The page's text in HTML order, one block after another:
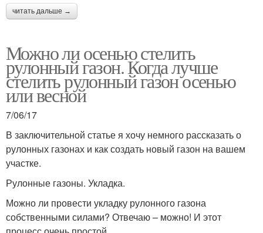
читать дальше →
Можно ли осенью стелить
рулонный газон. Когда лучше
стелить рулонный газон осенью
или весной
7/06/17
В заключительной статье я хочу немного рассказать о
рулонных газонах и как создать новый газон на вашем
участке.
Рулонные газоны. Укладка.
Можно ли провести укладку рулонного газона
собственными силами? Отвечаю – можно! И этот